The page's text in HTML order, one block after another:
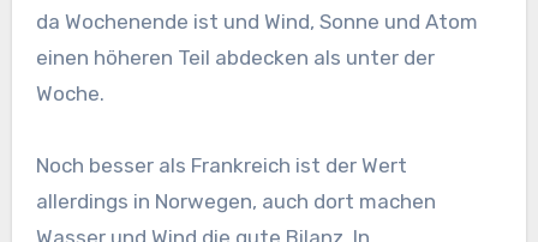
da Wochenende ist und Wind, Sonne und Atom
einen höheren Teil abdecken als unter der
Woche.
Noch besser als Frankreich ist der Wert
allerdings in Norwegen, auch dort machen